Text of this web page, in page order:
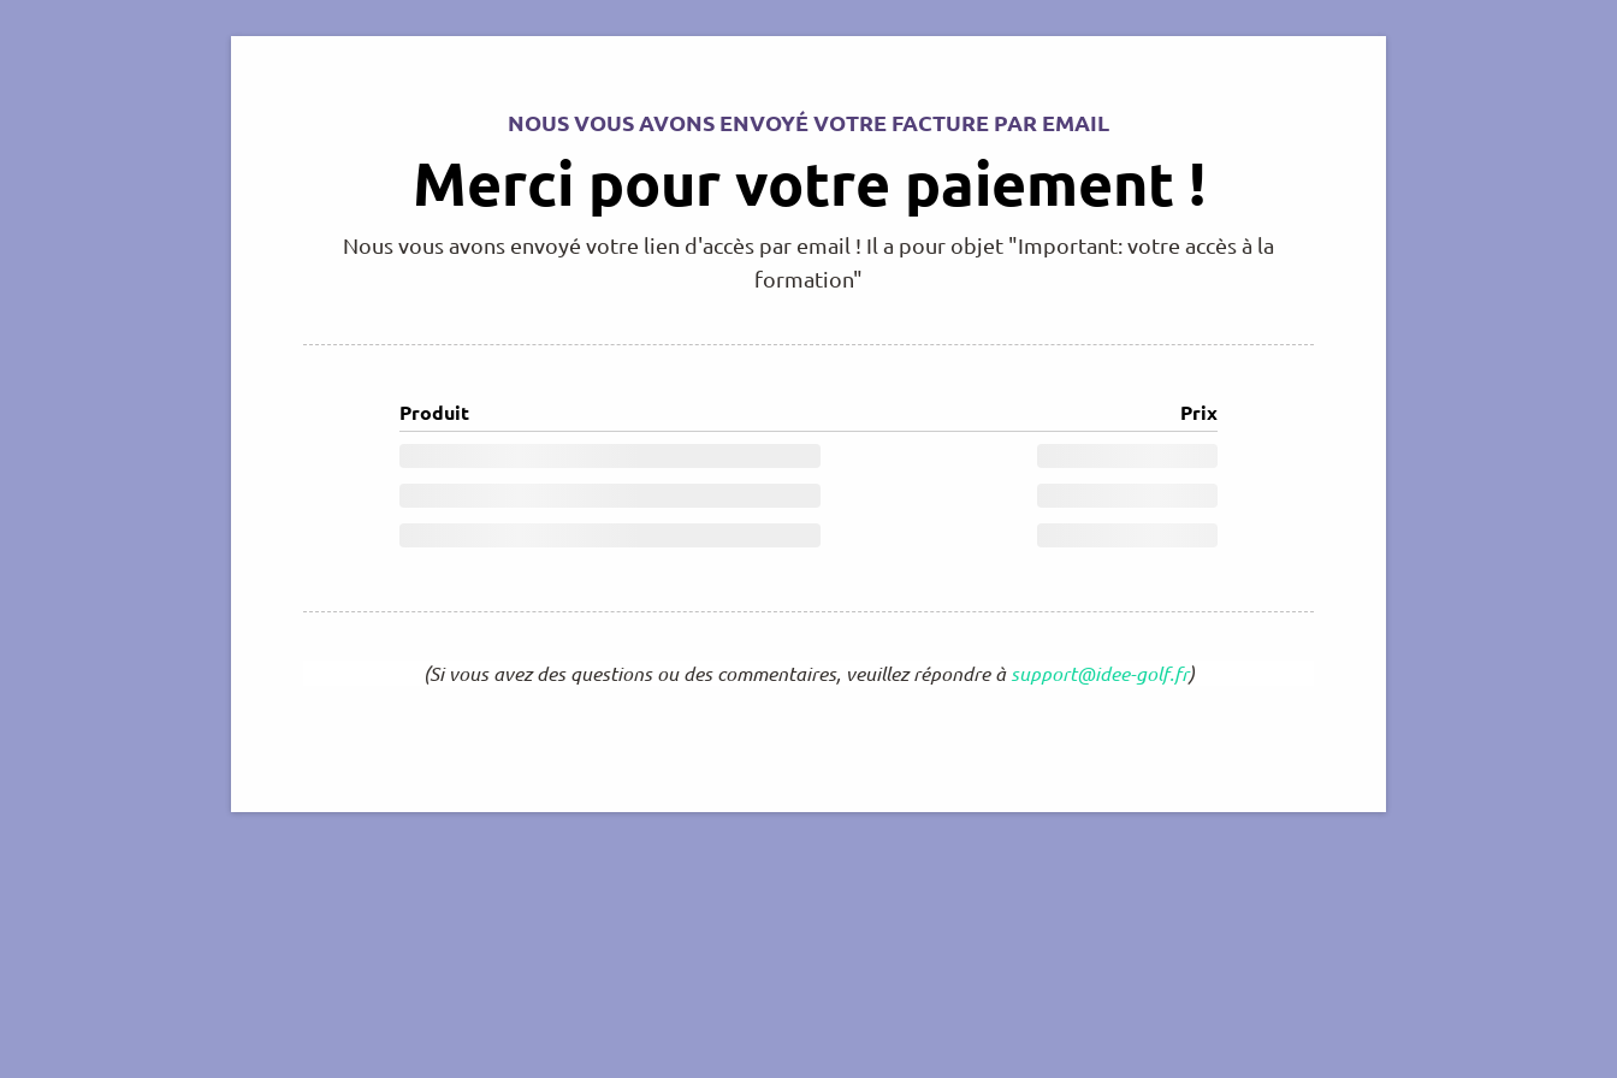
NOUS VOUS AVONS ENVOYÉ VOTRE FACTURE PAR EMAIL
Merci pour votre paiement !
Nous vous avons envoyé votre lien d'accès par email ! Il a pour objet "Important: votre accès à la
formation"
Produit Prix
(Si vous avez des questions ou des commentaires, veuillez répondre à support@idee-golf.fr)